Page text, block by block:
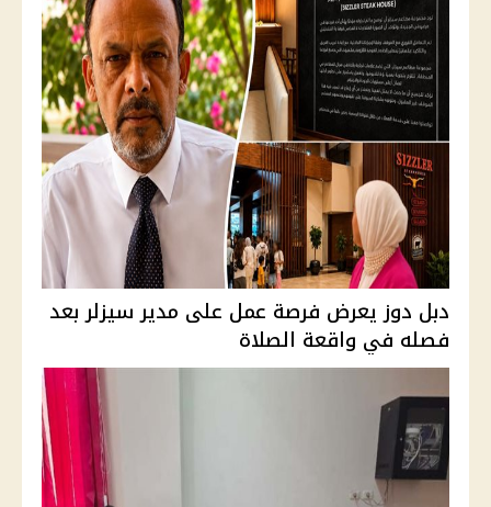
دبل دوز يعرض فرصة عمل على مدير سيزلر بعد
فصله في واقعة الصلاة